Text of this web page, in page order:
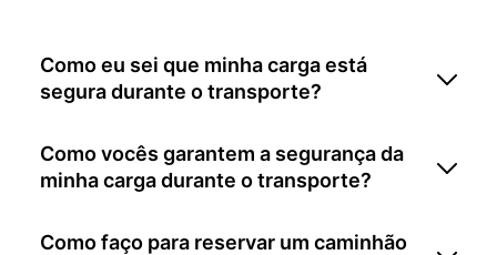
Como eu sei que minha carga está
segura durante o transporte?
Como vocês garantem a segurança da
minha carga durante o transporte?
Como faço para reservar um caminhão